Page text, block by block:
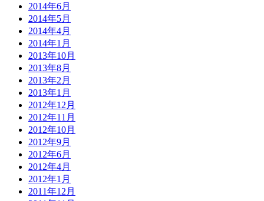
2014年6月
2014年5月
2014年4月
2014年1月
2013年10月
2013年8月
2013年2月
2013年1月
2012年12月
2012年11月
2012年10月
2012年9月
2012年6月
2012年4月
2012年1月
2011年12月